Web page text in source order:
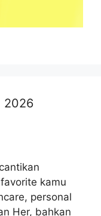
2026
kamu
personal
Her, bahkan